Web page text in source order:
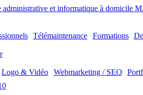
Télémaintenance Formations
Logo & Vidéo Webmarketing / SEO